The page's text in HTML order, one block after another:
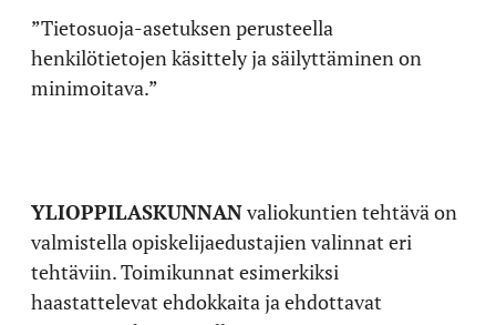
”Tietosuoja-asetuksen perusteella
henkilötietojen käsittely ja säilyttäminen on
minimoitava.”
YLIOPPILASKUNNANvaliokuntien tehtävä on
valmistella opiskelijaedustajien valinnat eri
tehtäviin. Toimikunnat esimerkiksi
haastattelevat ehdokkaita ja ehdottavat